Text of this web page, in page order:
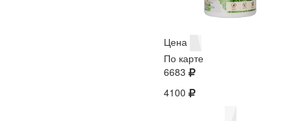
Цена
По карте
6683
4100